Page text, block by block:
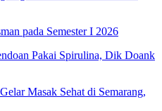
pada Semester I 2026
Pakai Spirulina, Dik Doank
Masak Sehat di Semarang,